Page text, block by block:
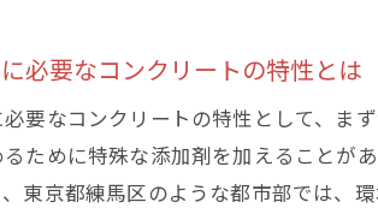
施
練
施
必要なコンクリートの特性とは
要なコンクリートの特性として、ま
ために特殊な添加剤を加えることが
、東京都練馬区のような都市部では、